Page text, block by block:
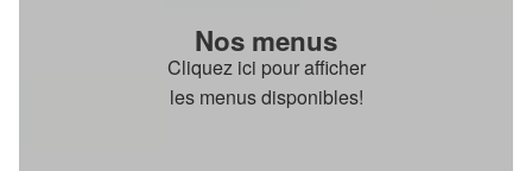
Nos menus
Cliquez ici pour afficher
les menus disponibles!